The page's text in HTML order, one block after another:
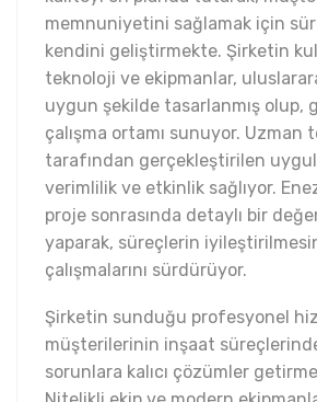
memnuniyetini sağlamak için
kendini geliştirmekte. Şirketin
teknoloji ve ekipmanlar,
uygun şekilde tasarlanmış olup,
çalışma ortamı sunuyor. Uzman
tarafından gerçekleştirilen
verimlilik ve etkinlik sağlıyor.
proje sonrasında detaylı bir
yaparak, süreçlerin
çalışmalarını sürdürüyor.
Şirketin sunduğu profesyonel
müşterilerinin inşaat süreçlerinde
sorunlara kalıcı çözümler